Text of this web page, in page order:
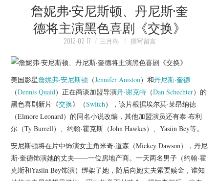
映像快讯
海报剧照
脱口秀
杂七杂八
美剧英剧
电影档期
詹妮弗·安尼斯顿、丹尼斯·奎
德将主演黑色喜剧《交换》
2012-02-17 三月鸟 撰写留言
美国影星詹妮弗·安尼斯顿 （Jennifer Aniston）和丹尼斯·奎德
（Dennis Quaid）正在商谈加盟导演丹·谢克特 （Dan Schechter）的
黑色喜剧新片《交换》（Switch），该片根据埃尔莫·莱昂纳德
（Elmore Leonard）的同名小说改编，其他加盟演员还有泰·布利
尔（Ty Burrell）、约翰·霍克斯（John Hawkes）、Yasiin Bey等。
安尼斯顿将在片中饰演女主角米奇·道森（Mickey Dawson），丹尼
斯·奎德饰演她的丈夫——一位房地产商。一天两名男子（约翰·霍
克斯和Yasiin Bey饰演）绑架了她，随后向她丈夫索要赎金，谁知